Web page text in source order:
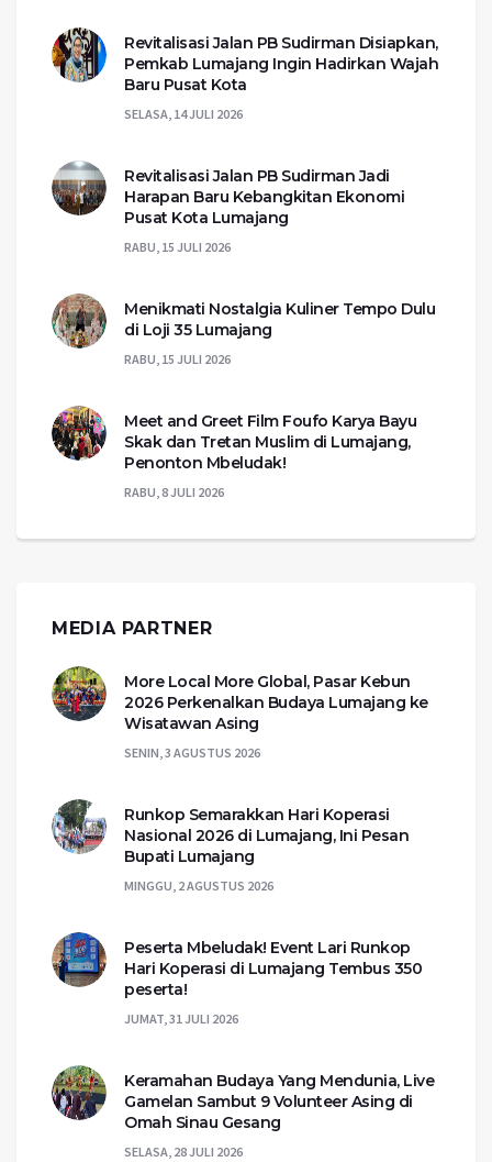
Revitalisasi Jalan PB Sudirman Disiapkan,
Pemkab Lumajang Ingin Hadirkan Wajah
Baru Pusat Kota
SELASA, 14 JULI 2026
Revitalisasi Jalan PB Sudirman Jadi
Harapan Baru Kebangkitan Ekonomi
Pusat Kota Lumajang
RABU, 15 JULI 2026
Menikmati Nostalgia Kuliner Tempo Dulu
di Loji 35 Lumajang
RABU, 15 JULI 2026
Meet and Greet Film Foufo Karya Bayu
Skak dan Tretan Muslim di Lumajang,
Penonton Mbeludak!
RABU, 8 JULI 2026
MEDIA PARTNER
More Local More Global, Pasar Kebun
2026 Perkenalkan Budaya Lumajang ke
Wisatawan Asing
SENIN, 3 AGUSTUS 2026
Runkop Semarakkan Hari Koperasi
Nasional 2026 di Lumajang, Ini Pesan
Bupati Lumajang
MINGGU, 2 AGUSTUS 2026
Peserta Mbeludak! Event Lari Runkop
Hari Koperasi di Lumajang Tembus 350
peserta!
JUMAT, 31 JULI 2026
Keramahan Budaya Yang Mendunia, Live
Gamelan Sambut 9 Volunteer Asing di
Omah Sinau Gesang
SELASA, 28 JULI 2026